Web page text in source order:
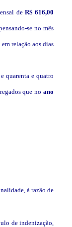
de R$ 616,00
se no mês
relação aos dias
quarenta e quatro
que noano
à razão de
de indenização,